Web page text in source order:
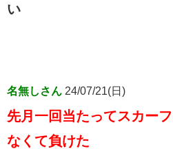
い
名無しさん 24/07/21(日)
先月一回当たってスカー
なくて負けた